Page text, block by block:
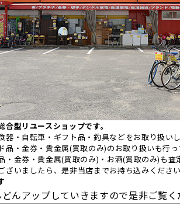
合型リユースショップです。
器・自転車・ギフト品・釣具などをお取り扱いし
品・金券・貴金属(買取のみ)のお取り扱いも行っ
・金券・貴金属(買取のみ)・お酒(買取のみ)も査
ざいましたら、是非当店までお持ち込みくださ
んアップしていきますので是非ご覧